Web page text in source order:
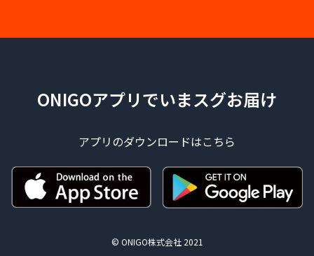
ONIGOアプリでいまスグお届け
アプリのダウンロードはこちら
© ONIGO株式会社 2021